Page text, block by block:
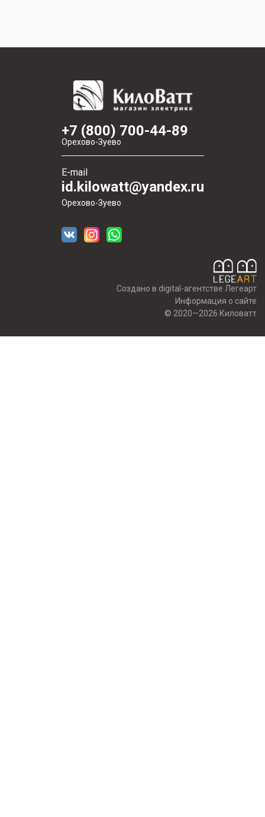
+7 (800) 700-44-89
Орехово-Зуево
E-mail
id.kilowatt@yandex.ru
Орехово-Зуево
© 2020—2026 Киловатт
Создано в digital-агентстве Легеарт
Информация о сайте